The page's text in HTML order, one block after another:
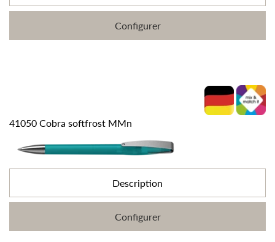
Configurer
41050 Cobra softfrost MMn
Description
Configurer